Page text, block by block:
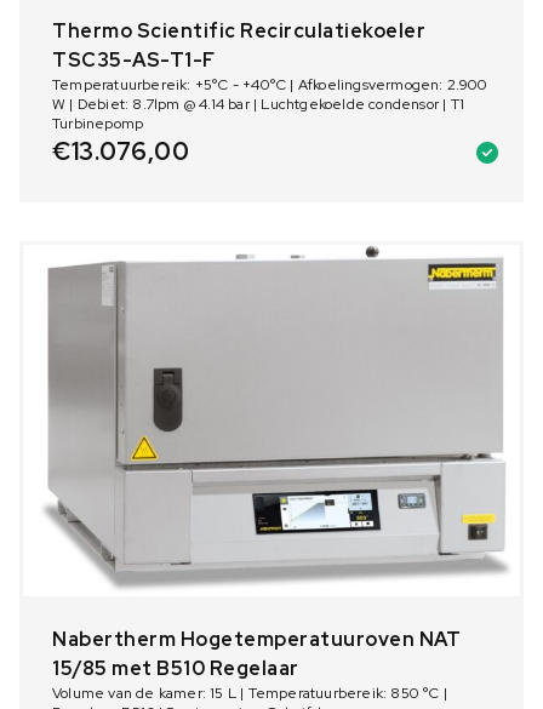
Thermo Scientific Recirculatiekoeler
TSC35-AS-T1-F
Temperatuurbereik: +5°C - +40°C | Afkoelingsvermogen: 2.900
W | Debiet: 8.7lpm @ 4.14 bar | Luchtgekoelde condensor | T1
Turbinepomp
€13.076,00
Nabertherm Hogetemperatuuroven NAT
15/85 met B510 Regelaar
Volume van de kamer: 15 L | Temperatuurbereik: 850 °C |